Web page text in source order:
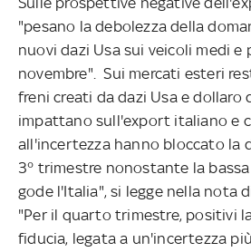
"pesano la debolezza della
nuovi dazi Usa sui veicoli medi e
novembre". Sui mercati esteri
freni creati da dazi Usa e dollaro
impattano sull'export italiano e
all'incertezza hanno bloccato la
3° trimestre nonostante la
gode l'Italia", si legge nella nota
"Per il quarto trimestre, positivi
fiducia, legata a un'incertezza